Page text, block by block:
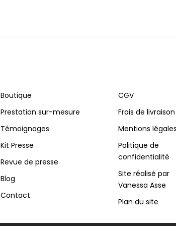
Boutique
Prestation sur-mesure
Témoignages
Kit Presse
Revue de presse
Blog
Contact
CGV
Frais de livraison
Mentions
Politique de
confidentialité
Site réalisé par
Vanessa Asse
Plan du site